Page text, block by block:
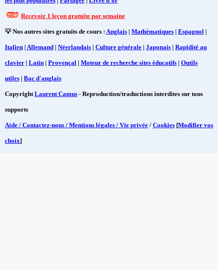
Recevoir 1 leçon gratuite par semaine
💡 Nos autres sites gratuits de cours : Anglais | Mathématiques | Espagnol |
Italien | Allemand | Néerlandais | Culture générale | Japonais | Rapidité au
clavier | Latin | Provençal | Moteur de recherche sites éducatifs | Outils
utiles | Bac d'anglais
CopyrightLaurent Camus - Reproduction/traductions interdites sur tous
supports
Aide / Contactez-nous / Mentions légales / Vie privée / Cookies [Modifier vos
choix]